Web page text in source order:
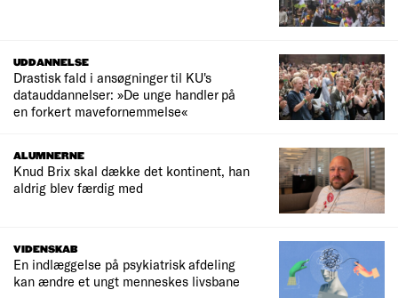
UDDANNELSE
Drastisk fald i ansøgninger til KU's
datauddannelser: »De unge handler på
en forkert mavefornemmelse«
ALUMNERNE
Knud Brix skal dække det kontinent, han
aldrig blev færdig med
VIDENSKAB
En indlæggelse på psykiatrisk afdeling
kan ændre et ungt menneskes livsbane